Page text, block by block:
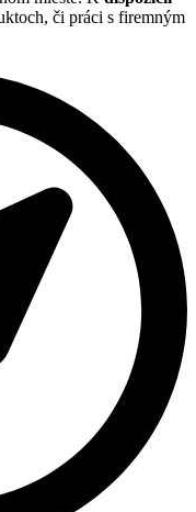
či práci s firemným